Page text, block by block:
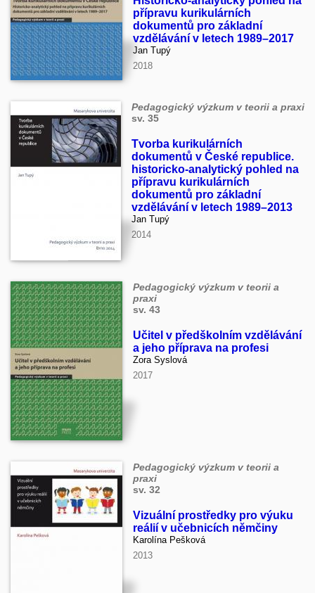
přípravu kurikulárních
dokumentů pro základní
vzdělávání v letech 1989–2017
Jan Tupý
2018
Pedagogický výzkum v teorii a praxi
sv. 35
Tvorba kurikulárních
dokumentů v České republice.
historicko-analytický pohled na
přípravu kurikulárních
dokumentů pro základní
vzdělávání v letech 1989–2013
Jan Tupý
2014
Pedagogický výzkum v teorii a
praxi
sv. 43
Učitel v předškolním vzdělávání
a jeho příprava na profesi
Zora Syslová
2017
Pedagogický výzkum v teorii a
praxi
sv. 32
Vizuální prostředky pro výuku
reálií v učebnicích němčiny
Karolína Pešková
2013